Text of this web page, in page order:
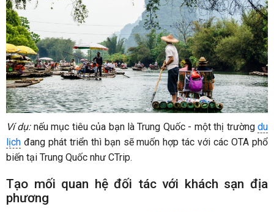
Ví dụ:nếu mục tiêu của bạn là Trung Quốc - một thị trườngdu
lịch đang phát triển thì bạn sẽ muốn hợp tác với các OTA phổ
biến tại Trung Quốc như CTrip.
Tạo mối quan hệ đối tác với khách sạn địa
phương